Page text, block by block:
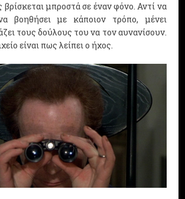
μπροστά σε έναν φόνο. Αντί να
βοηθήσει με κάποιον τρόπο, μένει
τους δούλους του να τον αυνανίσουν.
είναι πως λείπει ο ήχος.